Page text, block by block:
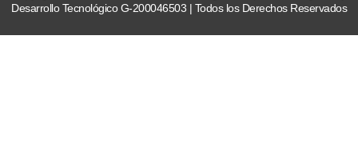
Desarrollo Tecnológico G-200046503 | Todos los Derechos Reservados